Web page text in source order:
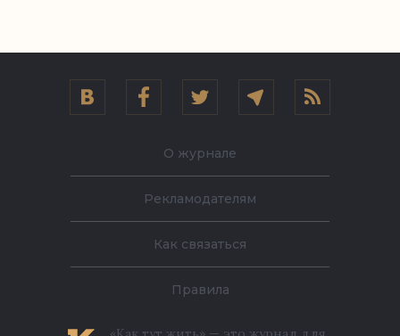
О журнале
Рекламодателям
Как связаться
Правила